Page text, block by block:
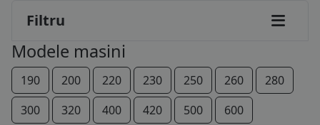
BLOG
B2B - COLABORARE COMPANII
CONT
Filtru
Modele masini
190 200 220 230 250 260
280
300
320 400 420 500
600